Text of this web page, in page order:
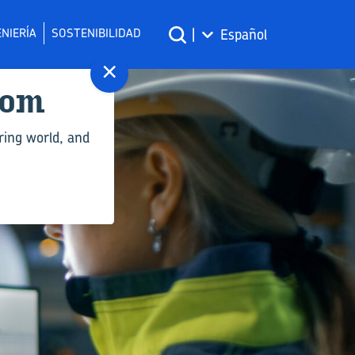
SOSTENIBILIDAD | Español
×
world, and